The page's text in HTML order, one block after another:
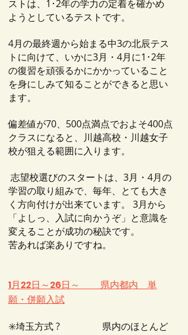
ストは、1･2年の学力の定着を確かめ
ようとしているテストです。
4月の最終週から始まる中3の北辰テス
トに向けて、いかに3月・4月に1･2年
の復習を頑張るかにかかっていること
を身にしみて知ることができると思い
ます。
偏差値が70、500点満点でおよそ400点
クラスになると、川越高校・川越女子
校が狙える範囲に入ります。
志望校選びのスタートは、3月・4月の
学習の取り組みで、毎年、とても大き
く方向付けが出来ています。 3月から
「よしっ、入試に向かうぞ」と意識を
変えることが成功の秘訣です。
苦あれば楽ありですね。
1月22日～26日～ 県内都内 単
願・併願入試
✳️埼玉方式 ? 県内のほとんど